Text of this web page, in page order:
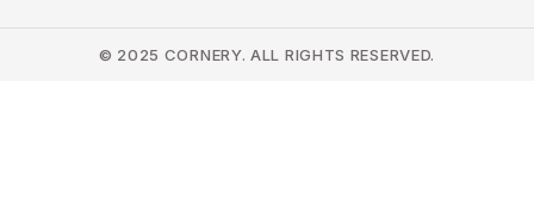
© 2025 CORNERY. ALL RIGHTS RESERVED.